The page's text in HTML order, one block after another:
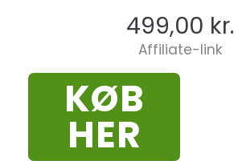
499,00 kr.
Affiliate-link
KØB
HER